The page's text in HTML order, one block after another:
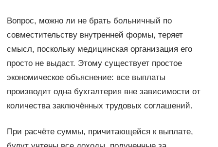
Вопрос, можно ли не брать больничный по
совместительству внутренней формы, теряет
смысл, поскольку медицинская организация его
просто не выдаст. Этому существует простое
экономическое объяснение: все выплаты
производит одна бухгалтерия вне зависимости от
количества заключённых трудовых соглашений.
При расчёте суммы, причитающейся к выплате,